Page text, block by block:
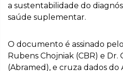
a sustentabilidade do
saúde suplementar.
O documento é assinado
Rubens Chojniak (CBR) e Dr.
(Abramed), e cruza dados do